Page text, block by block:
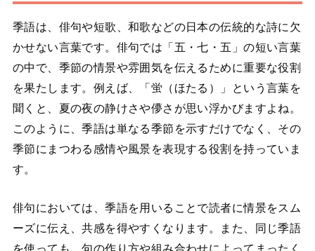
季語は、俳句や短歌、和歌などの日本の伝統的な詩に欠
かせない言葉です。俳句では「五・七・五」の短い言葉
の中で、季節の情景や雰囲気を伝えるために重要な役割
を果たします。例えば、「蛍（ほたる）」という言葉を
聞くと、夏の夜の静けさや儚さが思い浮かびますよね。
このように、季語は単なる季節を示すだけでなく、その
季節にまつわる感情や風景を表現する役割を持っていま
す。
俳句においては、季語を用いることで読者に情景をスム
ーズに伝え、共感を得やすくなります。また、同じ季語
を使っても、句の作り方や組み合わせによってまったく